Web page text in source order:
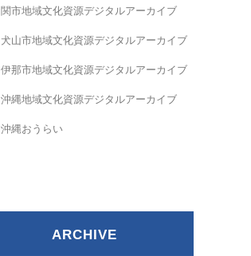
関市地域文化資源デジタルアーカイブ
犬山市地域文化資源デジタルアーカイブ
伊那市地域文化資源デジタルアーカイブ
沖縄地域文化資源デジタルアーカイブ
沖縄おうらい
ARCHIVE